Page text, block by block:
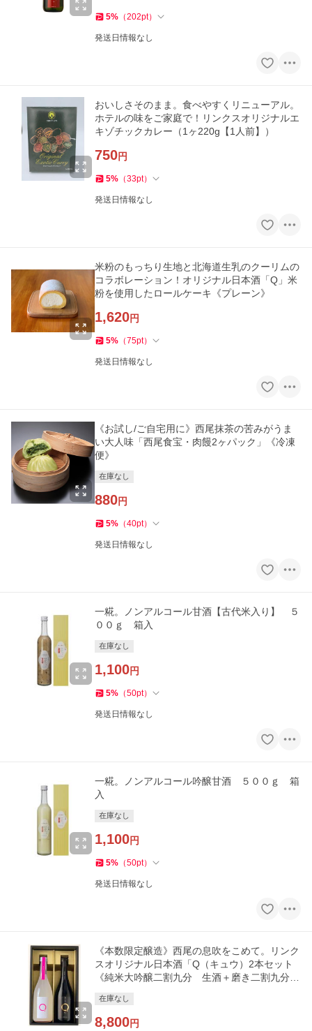
5% （202pt）
発送日情報なし
おいしさそのまま。食べやすくリニューアル。
ホテルの味をご家庭で！リンクスオリジナルエ
キゾチックカレー（1ヶ220g【1人前】）
750円
5% （33pt）
発送日情報なし
米粉のもっちり生地と北海道生乳のクーリムの
コラボレーション！オリジナル日本酒「Q」米
粉を使用したロールケーキ《プレーン》
1,620円
5% （75pt）
発送日情報なし
《お試し/ご自宅用に》西尾抹茶の苦みがうま
い大人味「西尾食宝・肉饅2ヶパック」《冷凍
便》
在庫なし
880円
5% （40pt）
発送日情報なし
一糀。ノンアルコール甘酒【古代米入り】 ５
００ｇ 箱入
在庫なし
1,100円
5% （50pt）
発送日情報なし
一糀。ノンアルコール吟醸甘酒 ５００ｇ 箱
入
在庫なし
1,100円
5% （50pt）
発送日情報なし
《本数限定醸造》西尾の息吹をこめて。リンク
スオリジナル日本酒「Q（キュウ）2本セット
《純米大吟醸二割九分 生酒＋磨き二割九分ス
在庫なし
8,800円